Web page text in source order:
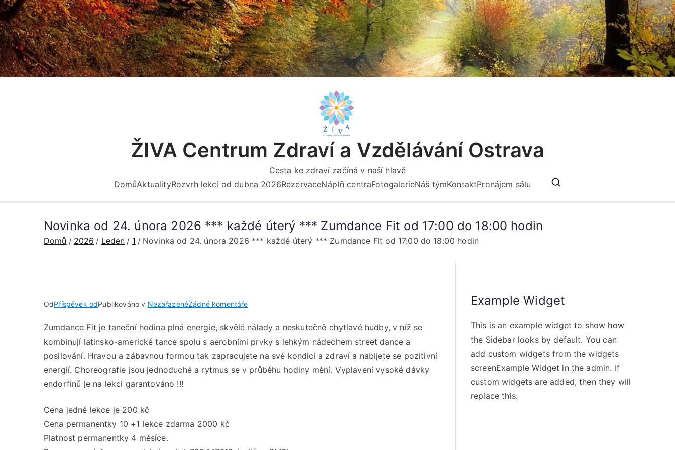
Přeskočit
na
obsah
ŽIVA Centrum Zdraví a Vzdělávání Ostrava
Cesta ke zdraví začíná v naší hlavě
DomůAktualityRozvrh lekcí od dubna 2026RezervaceNáplň centraFotogalerieNáš týmKontaktPronájem sálu
Novinka od 24. února 2026 *** každé úterý *** Zumdance Fit od 17:00 do 18:00 hodin
Domů 2026 Leden 1 Novinka od 24. února 2026 *** každé úterý *** Zumdance Fit od 17:00 do 18:00 hodin
OdPříspěvek odPublikováno v NezařazenéŽádné komentářeu
od
24.
února
2026
Zumdance Fit je taneční hodina plná energie, skvělé nálady a neskutečně chytlavé hudby, v níž se
kombinují latinsko-americké tance spolu s aerobními prvky s lehkým nádechem street dance a
posilování. Hravou a zábavnou formou tak zapracujete na své kondici a zdraví a nabijete se pozitivní
energií. Choreografie jsou jednoduché a rytmus se v průběhu hodiny mění. Vyplavení vysoké dávky
endorfinů je na lekci garantováno !!!
Cena jedné lekce je 200 kč
Cena permanentky 10 +1 lekce zdarma 2000 kč
Platnost permanentky 4 měsíce.
Example Widget
This is an example widget to show how
the Sidebar looks by default. You can
add custom widgets from the widgets
screenExample Widget in the admin. If
custom widgets are added, then they will
replace this.